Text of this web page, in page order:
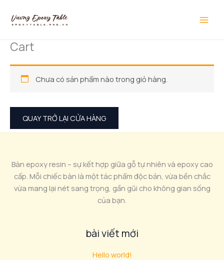
dungCart
Chưa có sản phẩm nào trong giỏ hàng.
QUAY TRỞ LẠI CỬA HÀNG
Bàn epoxy resin – sự kết hợp giữa gỗ tự nhiên và epoxy cao
cấp. Mỗi chiếc bàn là một tác phẩm độc bản, vừa bền chắc
vừa mang lại nét sang trọng, gần gũi cho không gian sống
của bạn.
bài viết mới
Hello world!